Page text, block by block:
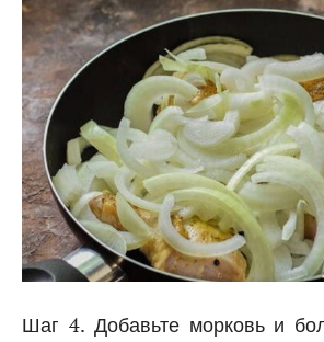
Шаг 4. Добавьте морковь и